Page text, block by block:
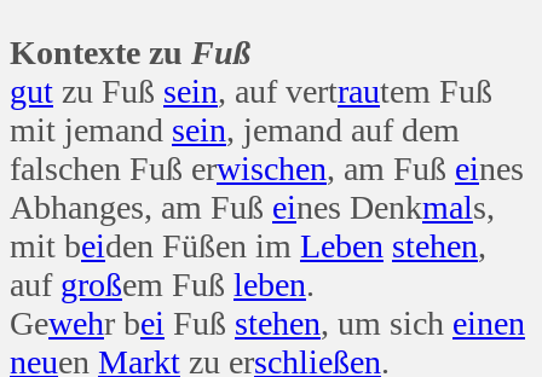
Kontexte zu Fuß
gut zu Fuß sein, auf vertrautem Fuß
mit jemand sein, jemand auf dem
falschen Fuß erwischen, am Fuß eines
Abhanges, am Fuß eines Denkmals,
mit beiden Füßen im Leben stehen,
auf großem Fuß leben.
Gewehr bei Fuß stehen, um sich einen
neuen Markt zu erschließen.